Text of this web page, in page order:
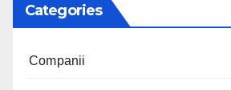
Categories
Companii